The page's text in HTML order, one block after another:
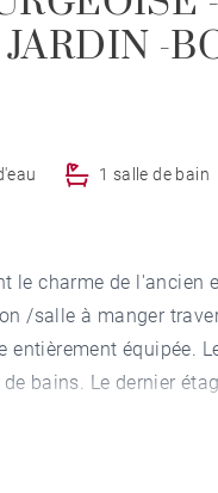
-
1 salle de bain
le charme de l'ancien
/salle à manger
équipée.
bains. Le dernier